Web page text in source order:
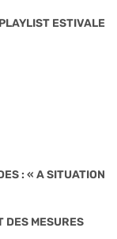
ESTIVALE
: « A SITUATION
DES MESURES